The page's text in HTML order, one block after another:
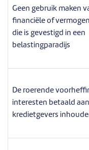
Geen gebruik maken
financiële of
die is gevestigd in een
belastingparadijs
De roerende
interesten betaald
kredietgevers